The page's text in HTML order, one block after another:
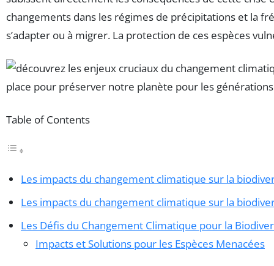
changements dans les régimes de précipitations et la
s’adapter ou à migrer. La protection de ces espèces
Table of Contents
Les impacts du changement climatique sur la
Les impacts du changement climatique sur la
Les Défis du Changement Climatique pour la
Impacts et Solutions pour les Espèces Menacées